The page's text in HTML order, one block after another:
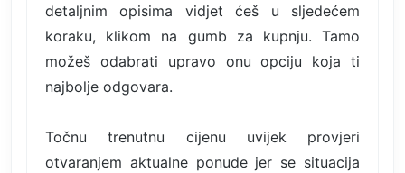
detaljnim opisima vidjet ćeš u sljedećem
koraku, klikom na gumb za kupnju. Tamo
možeš odabrati upravo onu opciju koja ti
najbolje odgovara.
Točnu trenutnu cijenu uvijek provjeri
otvaranjem aktualne ponude jer se situacija